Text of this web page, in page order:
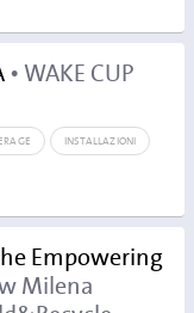
• WAKE CUP
INSTALLAZIONI
Empowering
Milena